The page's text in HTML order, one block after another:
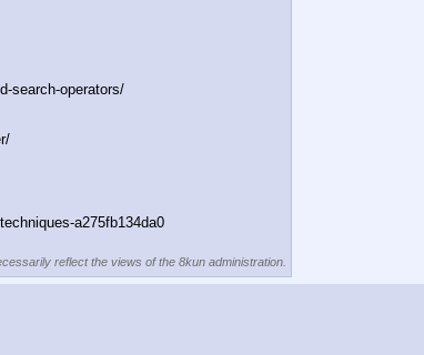
search-operators/
a275fb134da0
reflect the views of the 8kun administration.